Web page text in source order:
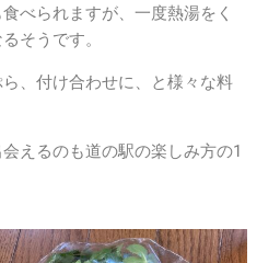
べられますが、一度熱湯をく
そうです。
、付け合わせに、と様々な料
えるのも道の駅の楽しみ方の1